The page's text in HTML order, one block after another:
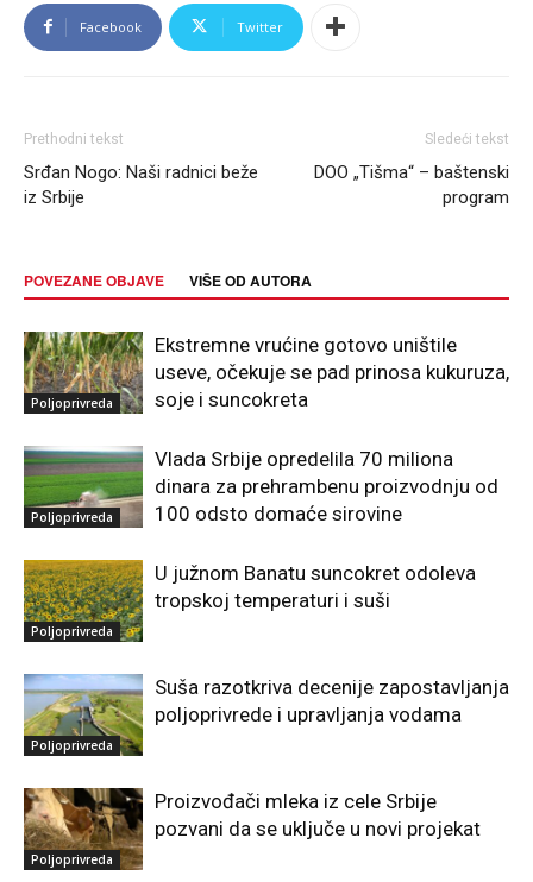
Facebook Twitter
Prethodni tekst
Srđan Nogo: Naši radnici beže
iz Srbije
Sledeći tekst
DOO „Tišma“ – baštenski
program
POVEZANE OBJAVE VIŠE OD AUTORA
Poljoprivreda
Ekstremne vrućine gotovo uništile
useve, očekuje se pad prinosa kukuruza,
soje i suncokreta
Poljoprivreda
Vlada Srbije opredelila 70 miliona
dinara za prehrambenu proizvodnju od
100 odsto domaće sirovine
Poljoprivreda
U južnom Banatu suncokret odoleva
tropskoj temperaturi i suši
Poljoprivreda
Suša razotkriva decenije zapostavljanja
poljoprivrede i upravljanja vodama
Poljoprivreda
Proizvođači mleka iz cele Srbije
pozvani da se uključe u novi projekat